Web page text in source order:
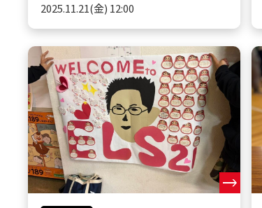
2025.11.21(金) 12:00